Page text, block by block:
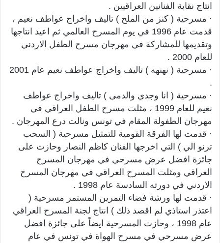
انتاج نقابة الفنانين العراقيين .
· مسرحية ( كنز من الملح ) تاليف واخراج عواطف نعيم ،
قدمت عام 1996 في يوم المسرح العالمي ثم اعيد انتاجها
وتقديمها للمشاركة في مهرجان مسرح الطفل الاردني
للعام 2000 .
· مسرحية ( نهنهه ) تاليف واخراج عواطف نعيم عام 2001
.
· مسرحية ( انا وجدي والدمى ) تاليف واخراج عواطف
نعيم للعام 1999 ، مثلت مسرح الطفل العراقي في
مهرجان الطفولة المقام في تونس ونالت درع المهرجان .
· قدمت لها الفرقة القومية للتمثيل مسرحية ( السحب
ترنو الي ) التي اخرجها الفنان كاظم النصار وحازت على
جائزة افضل عرض مسرحي في مهرجان المسرح
العراقي ومثلت المسرح العراقي في مهرجان المسرح
الاردني في دورته السادسة عام 1998 .
· قدمت لها ورشة فضاء التمرين المستمر مسرحية (
اعتذر استاذي لم اقصد ذلك ) انتاج لجنة المسرح العراقي
عام 1998 ، وحازت المسرحية ايضاً على جائزة افضل
عرض مسرحي في مسرح الهواة في تونس في عام